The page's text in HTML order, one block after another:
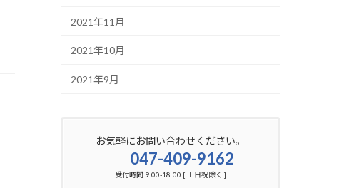
2021年11月
2021年10月
2021年9月
お気軽にお問い合わせください。
047-409-9162
受付時間 9:00-18:00 [ 土日祝除く ]